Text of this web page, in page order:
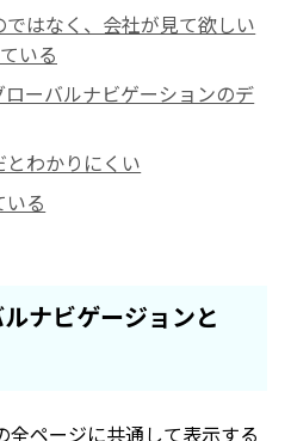
はなく、会社が見て欲しい
いる
ーバルナビゲーションのデ
わかりにくい
る
ナビゲージョンと
ページに共通して表示する